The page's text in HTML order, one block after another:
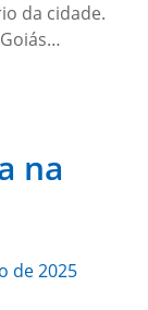
da cidade.
na
de 2025